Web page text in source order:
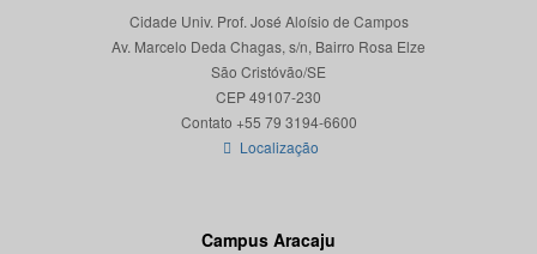
Cidade Univ. Prof. José Aloísio de Campos
Av. Marcelo Deda Chagas, s/n, Bairro Rosa Elze
São Cristóvão/SE
CEP 49107-230
Localização
Campus Aracaju